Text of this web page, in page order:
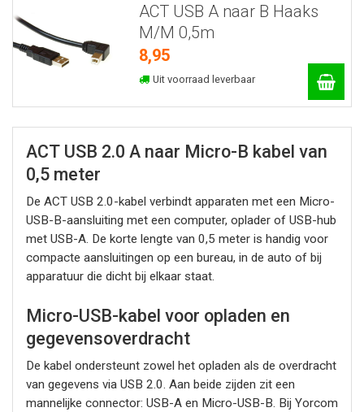
ACT USB A naar B Haaks
M/M 0,5m
8,95
Uit voorraad leverbaar
ACT USB 2.0 A naar Micro-B kabel van
0,5 meter
De ACT USB 2.0-kabel verbindt apparaten met een Micro-
USB-B-aansluiting met een computer, oplader of USB-hub
met USB-A. De korte lengte van 0,5 meter is handig voor
compacte aansluitingen op een bureau, in de auto of bij
apparatuur die dicht bij elkaar staat.
Micro-USB-kabel voor opladen en
gegevensoverdracht
De kabel ondersteunt zowel het opladen als de overdracht
van gegevens via USB 2.0. Aan beide zijden zit een
mannelijke connector: USB-A en Micro-USB-B. Bij Yorcom